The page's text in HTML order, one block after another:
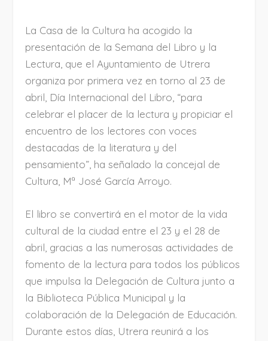
La Casa de la Cultura ha acogido la
presentación de la Semana del Libro y la
Lectura, que el Ayuntamiento de Utrera
organiza por primera vez en torno al 23 de
abril, Día Internacional del Libro, “para
celebrar el placer de la lectura y propiciar el
encuentro de los lectores con voces
destacadas de la literatura y del
pensamiento”, ha señalado la concejal de
Cultura, Mª José García Arroyo.
El libro se convertirá en el motor de la vida
cultural de la ciudad entre el 23 y el 28 de
abril, gracias a las numerosas actividades de
fomento de la lectura para todos los públicos
que impulsa la Delegación de Cultura junto a
la Biblioteca Pública Municipal y la
colaboración de la Delegación de Educación.
Durante estos días, Utrera reunirá a los